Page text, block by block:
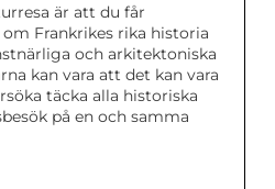
är att du får
Frankrikes rika historia
och arkitektoniska
kan vara att det kan vara
täcka alla historiska
på en och samma